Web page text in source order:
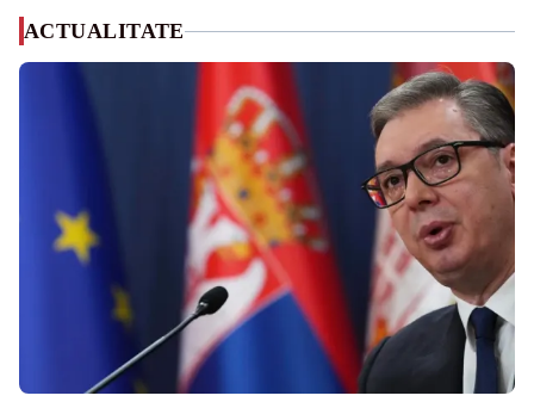
ACTUALITATE